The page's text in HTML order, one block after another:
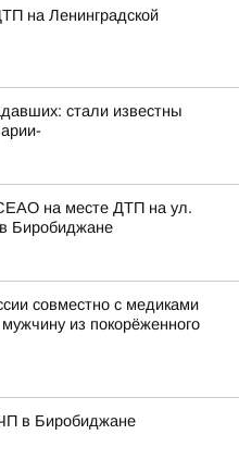
на Ленинградской
стали известны
на месте ДТП на ул.
Биробиджане
совместно с медиками
из покорёженного
в Биробиджане